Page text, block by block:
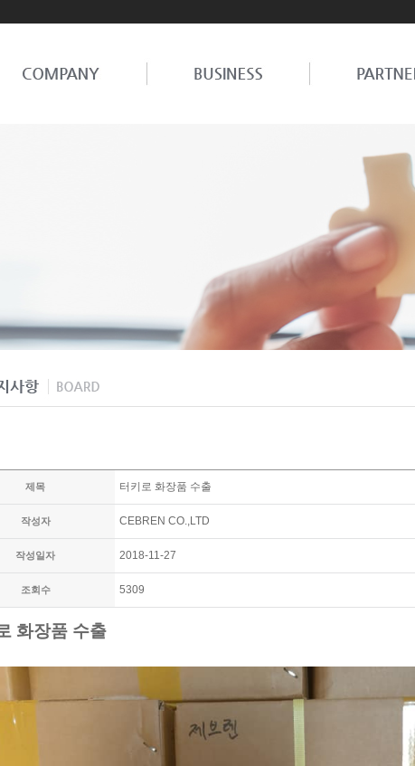
제목 터키로 화장품 수출
작성자 CEBREN CO.,LTD
작성일자 2018-11-27
조회수 5309
화장품 수출